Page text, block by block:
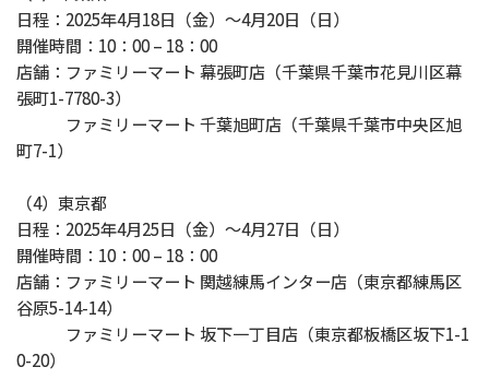
日程：2025年4月18日（金）〜4月20日（日）
開催時間：10：00 – 18：00
店舗：ファミリーマート 幕張町店（千葉県千葉市花見川区幕
張町1-7780-3）
ファミリーマート 千葉旭町店（千葉県千葉市中央区旭
町7-1）
（4）東京都
日程：2025年4月25日（金）〜4月27日（日）
開催時間：10：00 – 18：00
店舗：ファミリーマート 関越練馬インター店（東京都練馬区
谷原5-14-14）
ファミリーマート 坂下一丁目店（東京都板橋区坂下1-1
0-20）